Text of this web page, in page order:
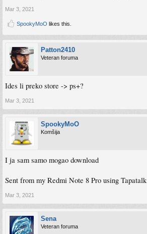
Mar 3, 2021
SpookyMoO likes this.
Patton2410
Veteran foruma
Ides li preko store -> ps+?
Mar 3, 2021
SpookyMoO
Komšija
I ja sam samo mogao download
Sent from my Redmi Note 8 Pro using Tapatalk
Mar 3, 2021
Sena
Veteran foruma